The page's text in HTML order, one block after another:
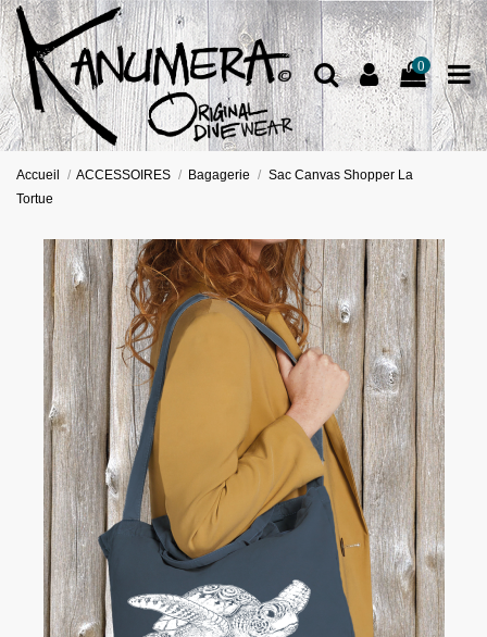
0
Accueil ACCESSOIRES Bagagerie
Sac Canvas Shopper La
Tortue